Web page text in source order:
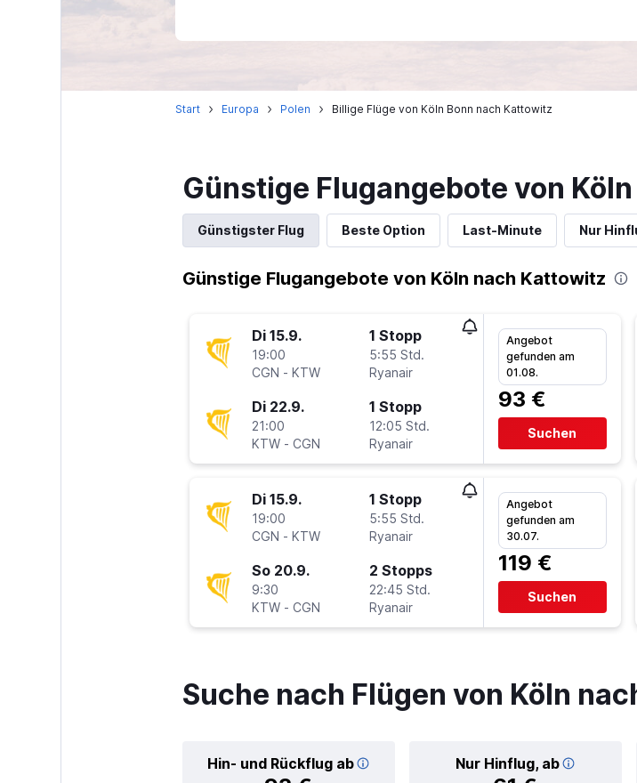
Start Europa Polen Billige Flüge von Köln Bonn nach Kattowitz
Günstige Flugangebote von
Günstigster Flug Beste Option Last-Minute Nur
Günstige Flugangebote von Köln nach Kattowitz
Di 15.9.
19:00
CGN - KTW
1 Stopp
5:55 Std.
Ryanair
Di 22.9.
21:00
KTW- CGN
1 Stopp
12:05 Std.
Ryanair
Angebot
gefunden am
01.08.
93 €
Suchen
Di 15.9.
19:00
CGN - KTW
1 Stopp
5:55 Std.
Ryanair
So 20.9.
9:30
KTW- CGN
2 Stopps
22:45 Std.
Ryanair
Angebot
gefunden am
30.07.
119 €
Suchen
Suche nach Flügen von Köln
Hin- und Rückflug ab Nur Hinflug, ab